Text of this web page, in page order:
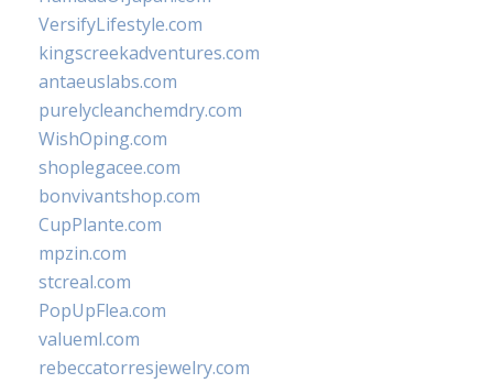
VersifyLifestyle.com
kingscreekadventures.com
antaeuslabs.com
purelycleanchemdry.com
WishOping.com
shoplegacee.com
bonvivantshop.com
CupPlante.com
mpzin.com
stcreal.com
PopUpFlea.com
valueml.com
rebeccatorresjewelry.com